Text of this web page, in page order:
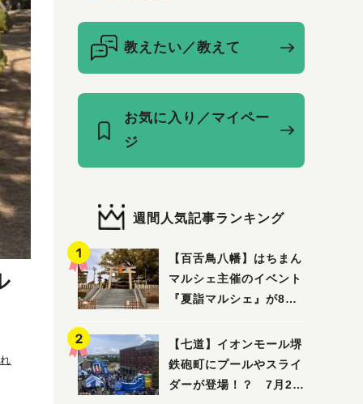
教えたい／教えて
お気に入り／マイペー
ジ
週間人気記事ランキング
【百舌鳥八幡】はちまん
マルシェ主催のイベント
『夏詣マルシェ』が8月2
【七道】イオンモール堺
鉄砲町にプールやスライ
ダーが登場！？ 7月25